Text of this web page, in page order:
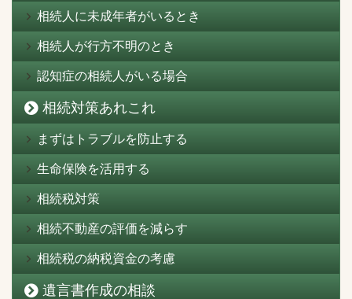
相続人に未成年者がいるとき
相続人が行方不明のとき
認知症の相続人がいる場合
相続対策あれこれ
まずはトラブルを防止する
生命保険を活用する
相続税対策
相続不動産の評価を減らす
相続税の納税資金の考慮
遺言書作成の相談